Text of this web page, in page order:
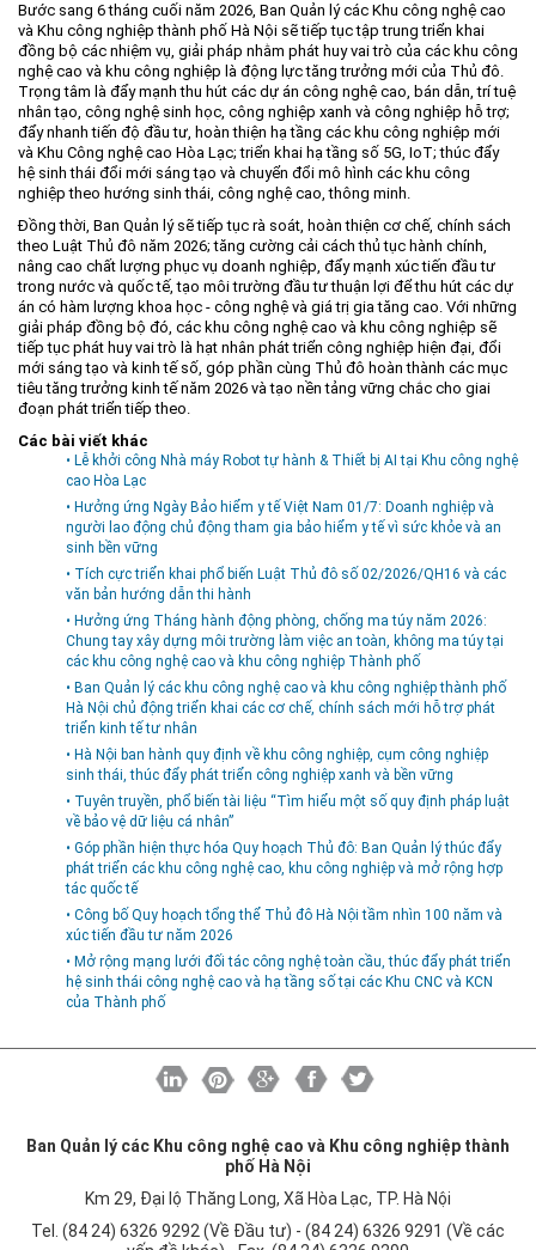
Bước sang 6 tháng cuối năm 2026, Ban Quản lý các Khu công nghệ cao
và Khu công nghiệp thành phố Hà Nội sẽ tiếp tục tập trung triển khai
đồng bộ các nhiệm vụ, giải pháp nhằm phát huy vai trò của các khu công
nghệ cao và khu công nghiệp là động lực tăng trưởng mới của Thủ đô.
Trọng tâm là đẩy mạnh thu hút các dự án công nghệ cao, bán dẫn, trí tuệ
nhân tạo, công nghệ sinh học, công nghiệp xanh và công nghiệp hỗ trợ;
đẩy nhanh tiến độ đầu tư, hoàn thiện hạ tầng các khu công nghiệp mới
và Khu Công nghệ cao Hòa Lạc; triển khai hạ tầng số 5G, IoT; thúc đẩy
hệ sinh thái đổi mới sáng tạo và chuyển đổi mô hình các khu công
nghiệp theo hướng sinh thái, công nghệ cao, thông minh.
Đồng thời, Ban Quản lý sẽ tiếp tục rà soát, hoàn thiện cơ chế, chính sách
theo Luật Thủ đô năm 2026; tăng cường cải cách thủ tục hành chính,
nâng cao chất lượng phục vụ doanh nghiệp, đẩy mạnh xúc tiến đầu tư
trong nước và quốc tế, tạo môi trường đầu tư thuận lợi để thu hút các dự
án có hàm lượng khoa học - công nghệ và giá trị gia tăng cao. Với những
giải pháp đồng bộ đó, các khu công nghệ cao và khu công nghiệp sẽ
tiếp tục phát huy vai trò là hạt nhân phát triển công nghiệp hiện đại, đổi
mới sáng tạo và kinh tế số, góp phần cùng Thủ đô hoàn thành các mục
tiêu tăng trưởng kinh tế năm 2026 và tạo nền tảng vững chắc cho giai
đoạn phát triển tiếp theo.
Các bài viết khác
• Lễ khởi công Nhà máy Robot tự hành & Thiết bị AI tại Khu công nghệ
cao Hòa Lạc
• Hưởng ứng Ngày Bảo hiểm y tế Việt Nam 01/7: Doanh nghiệp và
người lao động chủ động tham gia bảo hiểm y tế vì sức khỏe và an
sinh bền vững
• Tích cực triển khai phổ biến Luật Thủ đô số 02/2026/QH16 và các
văn bản hướng dẫn thi hành
• Hưởng ứng Tháng hành động phòng, chống ma túy năm 2026:
Chung tay xây dựng môi trường làm việc an toàn, không ma túy tại
các khu công nghệ cao và khu công nghiệp Thành phố
• Ban Quản lý các khu công nghệ cao và khu công nghiệp thành phố
Hà Nội chủ động triển khai các cơ chế, chính sách mới hỗ trợ phát
triển kinh tế tư nhân
• Hà Nội ban hành quy định về khu công nghiệp, cụm công nghiệp
sinh thái, thúc đẩy phát triển công nghiệp xanh và bền vững
• Tuyên truyền, phổ biến tài liệu “Tìm hiểu một số quy định pháp luật
về bảo vệ dữ liệu cá nhân”
• Góp phần hiện thực hóa Quy hoạch Thủ đô: Ban Quản lý thúc đẩy
phát triển các khu công nghệ cao, khu công nghiệp và mở rộng hợp
tác quốc tế
• Công bố Quy hoạch tổng thể Thủ đô Hà Nội tầm nhìn 100 năm và
xúc tiến đầu tư năm 2026
• Mở rộng mạng lưới đối tác công nghệ toàn cầu, thúc đẩy phát triển
hệ sinh thái công nghệ cao và hạ tầng số tại các Khu CNC và KCN
của Thành phố
Ban Quản lý các Khu công nghệ cao và Khu công nghiệp thành
phố Hà Nội
Km 29, Đại lộ Thăng Long, Xã Hòa Lạc, TP. Hà Nội
Tel. (84 24) 6326 9292 (Về Đầu tư) - (84 24) 6326 9291 (Về các